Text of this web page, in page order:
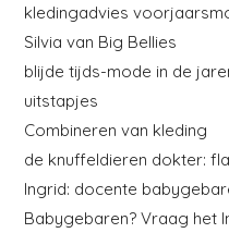
kledingadvies
Silvia van Big Bellies
blijde tijds-mode in de
uitstapjes
Combineren van kleding
de knuffeldieren dokter:
Ingrid: docente
Babygebaren? Vraag het